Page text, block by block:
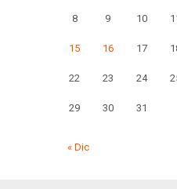
8 9 10
15 16 17
22 23 24
29 30 31
« Dic